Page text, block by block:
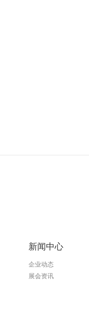
新闻中心
企业动态
展会资讯